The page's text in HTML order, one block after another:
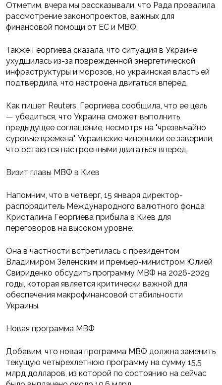
Отметим, вчера мы рассказывали, что Рада провалила
рассмотрение законопроектов, важных для
финансовой помощи от ЕС и МВФ.
Также Георгиева сказала, что ситуация в Украине
ухудшилась из-за поврежденной энергетической
инфраструктуры и морозов, но украинская власть ей
подтвердила, что настроена двигаться вперед.
Как пишет Reuters, Георгиева сообщила, что ее цель
— убедиться, что Украина сможет выполнить
предыдущее соглашение, несмотря на "чрезвычайно
суровые времена". Украинские чиновники ее заверили,
что остаются настроенными двигаться вперед.
Визит главы МВФ в Киев
Напомним, что в четверг, 15 января директор-
распорядитель Международного валютного фонда
Кристалина Георгиева прибыла в Киев для
переговоров на высоком уровне.
Она в частности встретилась с президентом
Владимиром Зеленским и премьер-министром Юлией
Свириденко обсудить программу МВФ на 2026-2029
годы, которая является критически важной для
обеспечения макрофинансовой стабильности
Украины.
Новая программа МВФ
Добавим, что новая программа МВФ должна заменить
текущую четырехлетнюю программу на сумму 15,5
млрд долларов, из которой по состоянию на сейчас